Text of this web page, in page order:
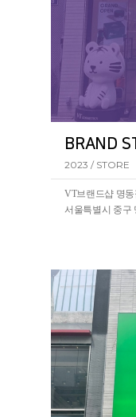
BRAND
2023 / STORE
VT브랜드샵 명동
서울특별시 중구
VT브랜드샵 명
을 만나볼 수 있
ㆍVT코스메
서울 중구 명
ㆍ VT코스메
서울 중구 명
5-1
ㆍVT코스메틱